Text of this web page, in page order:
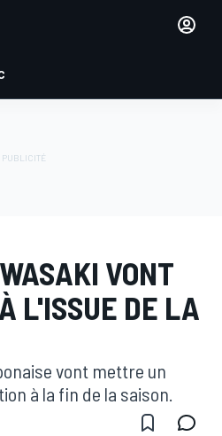
VONT
L'ISSUE DE LA
vont mettre un
à la fin de la saison.